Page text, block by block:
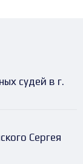
судей в г.
Сергея